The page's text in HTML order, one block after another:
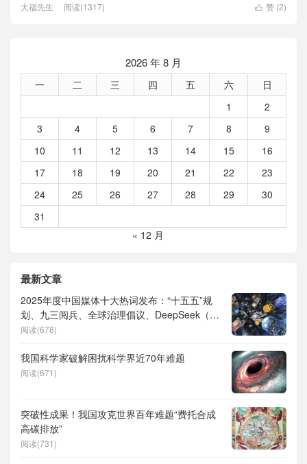
 赞 (2)
大福先生 阅读(1317)
2026 年 8 月
一 二 三 四 五 六
日
1
2
3
4 5 6 7 8
9
10
11 12 13 14 15
16
17
18 19 20 21 22
23
24
25 26 27 28 29
30
31
« 12 月
最新文章
2025年度中国媒体十大热词发布：“十五五”规
划、九三阅兵、全球治理倡议、DeepSeek（深
度求索）、人形机器人、苏超、票根经济、育
阅读(678)
我国科学家破解困扰科学界近70年难题
阅读(671)
突破性成果！我国攻克世界百年难题“费托合成
高碳排放”
阅读(731)